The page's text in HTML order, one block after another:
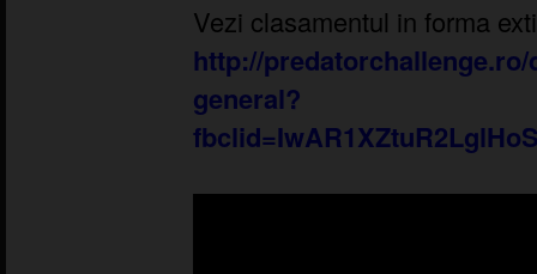
Vezi clasamentul in forma
http://
general?